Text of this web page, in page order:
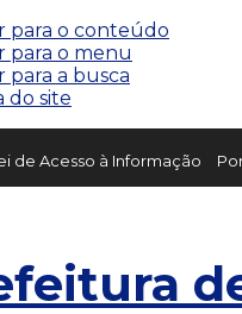
para o conteúdo
para o menu
para a busca
do site
de Acesso à Informação